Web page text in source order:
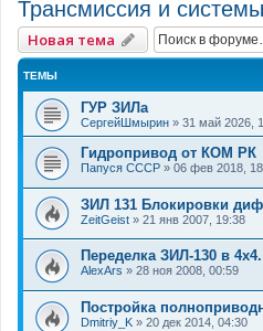
Трансмиссия и
Новая тема
ТЕМЫ
ГУР ЗИЛа
СергейШмырин » 31 май 2026,
Гидропривод от КОМ РК
Папуся СССР » 06 фев 2018,
ЗИЛ 131 Блокировки
ZeitGeist » 21 янв 2007, 19:38
Переделка ЗИЛ-130 в
AlexArs » 28 ноя 2008, 00:59
Постройка
Dmitriy_K » 20 дек 2014, 04:30